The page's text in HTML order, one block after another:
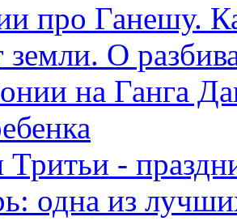
про Ганешу.
земли. О
на Ганга
-
одна из